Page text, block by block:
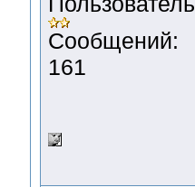
Сообщений:
161